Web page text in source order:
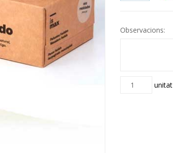
Observacions:
Quantitat unitat